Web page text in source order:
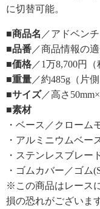
に切替可能。
■商品名 ／アドベン
■品番 ／商品情報の
■価格 ／1万8,700円（
■重量 ／約485g（片側
■サイズ／高さ
■素材
・ベース／クローム
・アルミニウムベー
・ステンレスブレー
・ゴムカバー／ゴム
※この商品はレース
損の恐れがございま